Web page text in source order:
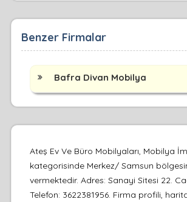
Benzer Firmalar
Bafra Divan Mobilya
Ateş Ev Ve Büro Mobilyaları, Mobilya
kategorisinde Merkez/ Samsun
vermektedir. Adres: Sanayi Sitesi 22.
Telefon: 3622381956. Firma profili,